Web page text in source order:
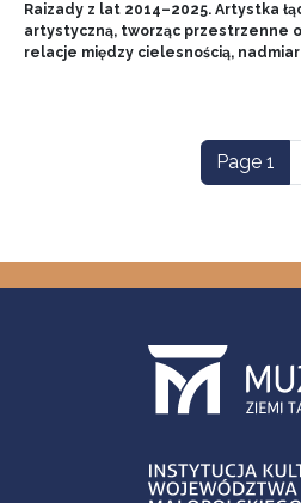
Raizady z lat 2014–2025. Artystka
artystyczną, tworząc przestrzenne
relacje między cielesnością,
Page 1